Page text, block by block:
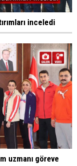
inceledi
uzmanı göreve